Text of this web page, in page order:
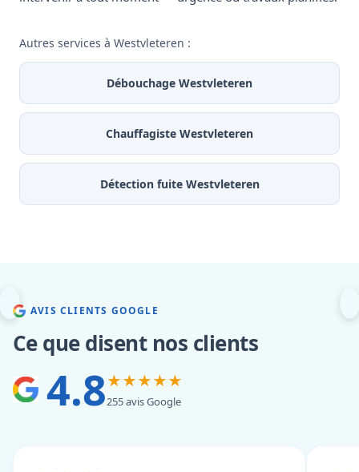
Autres services à Westvleteren :
Débouchage Westvleteren
Chauffagiste Westvleteren
Détection fuite Westvleteren
AVIS CLIENTS GOOGLE
Ce que disent nos clients
4.8★★★★★
255 avis Google